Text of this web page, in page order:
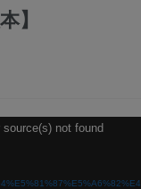
】
not found